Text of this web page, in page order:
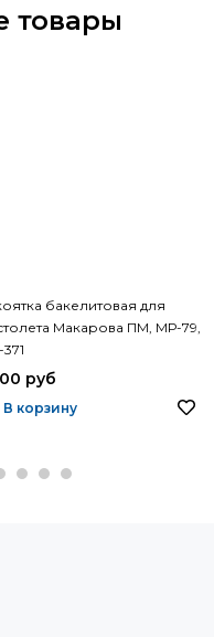
товары
бакелитовая для
Макарова ПМ, МР-79,
руб
В корзину